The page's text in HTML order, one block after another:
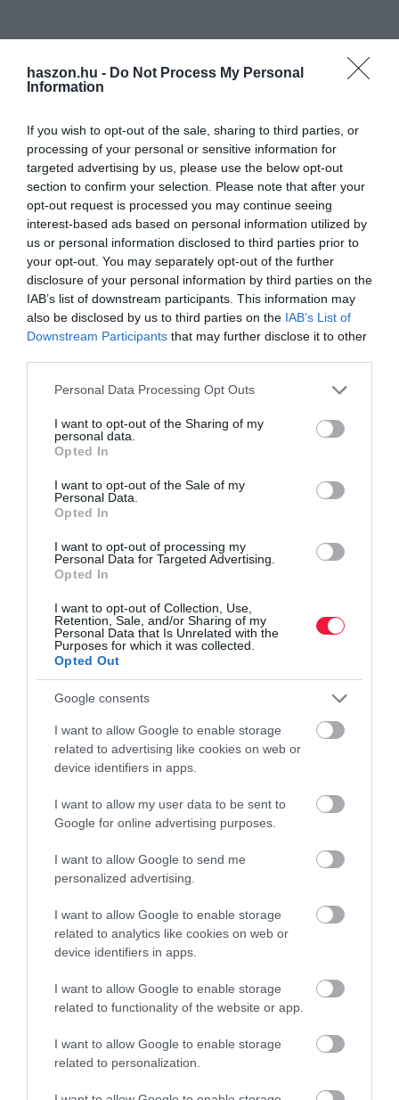
haszon.hu - Do Not Process My Personal
Information
If you wish to opt-out of the sale, sharing to third parties, or
processing of your personal or sensitive information for
targeted advertising by us, please use the below opt-out
section to confirm your selection. Please note that after your
opt-out request is processed you may continue seeing
interest-based ads based on personal information utilized by
us or personal information disclosed to third parties prior to
your opt-out. You may separately opt-out of the further
disclosure of your personal information by third parties on the
IAB’s list of downstream participants. This information may
also be disclosed by us to third parties on the IAB’s List of
Downstream Participants that may further disclose it to other
Please note that this website/app uses one or more Google
not limited to your visit or usage behaviour. You may click to
grant or deny consent to Google and its third-party tags to
use your data for below specified purposes in below Google
consent section.
Personal Data Processing Opt Outs
I want to opt-out of the Sharing of my
personal data.
Opted In
I want to opt-out of the Sale of my
Personal Data.
Opted In
I want to opt-out of processing my
Personal Data for Targeted Advertising.
Opted In
I want to opt-out of Collection, Use,
Retention, Sale, and/or Sharing of my
Personal Data that Is Unrelated with the
Purposes for which it was collected.
Opted Out
Google consents
I want to allow Google to enable storage
related to advertising like cookies on web or
device identifiers in apps.
I want to allow my user data to be sent to
Google for online advertising purposes.
I want to allow Google to send me
personalized advertising.
I want to allow Google to enable storage
related to analytics like cookies on web or
device identifiers in apps.
I want to allow Google to enable storage
related to functionality of the website or app.
I want to allow Google to enable storage
related to personalization.
Hogyan lehet valakiből jó cégvezető?
A környezetünkből érkező hatások, példák alapján változtatunk
magunkon – véli Nánay Bence elmekutató. Emiatt tudatosan
Péternek, a…